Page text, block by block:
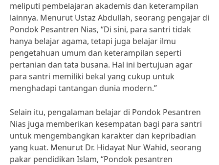
meliputi pembelajaran akademis dan keterampilan
lainnya. Menurut Ustaz Abdullah, seorang pengajar di
Pondok Pesantren Nias, “Di sini, para santri tidak
hanya belajar agama, tetapi juga belajar ilmu
pengetahuan umum dan keterampilan seperti
pertanian dan tata busana. Hal ini bertujuan agar
para santri memiliki bekal yang cukup untuk
menghadapi tantangan dunia modern.”
Selain itu, pengalaman belajar di Pondok Pesantren
Nias juga memberikan kesempatan bagi para santri
untuk mengembangkan karakter dan kepribadian
yang kuat. Menurut Dr. Hidayat Nur Wahid, seorang
pakar pendidikan Islam, “Pondok pesantren